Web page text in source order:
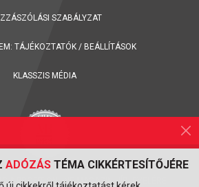
ADÓZÁSTÉMA CIKKÉRTESÍTŐJÉRE
SZABÁLYZAT
TÁJÉKOZTATÓK / BEÁLLÍTÁSOK
KLASSZIS MÉDIA
& PROFIT ONLINE MAGAZIN HÍRLEVELÉRE